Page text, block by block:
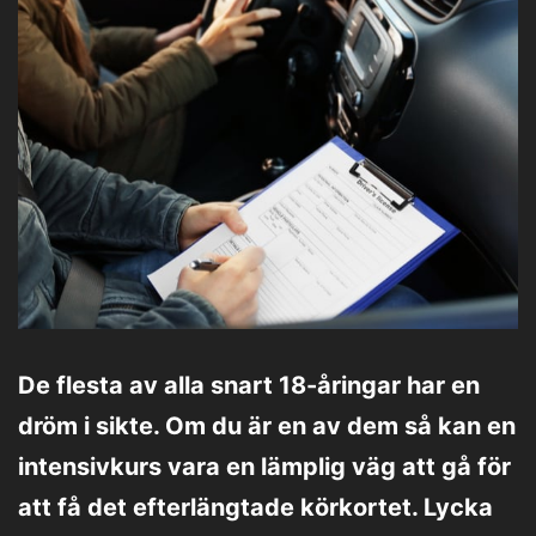
De flesta av alla snart 18-åringar har en
dröm i sikte. Om du är en av dem så kan en
intensivkurs vara en lämplig väg att gå för
att få det efterlängtade körkortet. Lycka